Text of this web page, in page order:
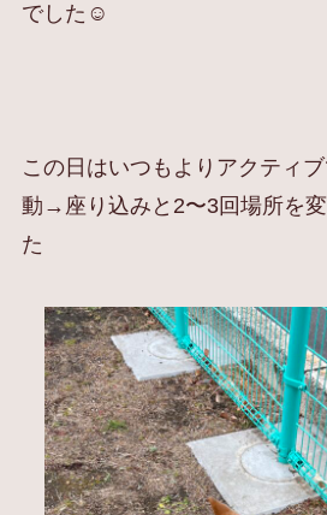
でした☺️
この日はいつもよりアクティ
動→座り込みと2〜3回場所を
た